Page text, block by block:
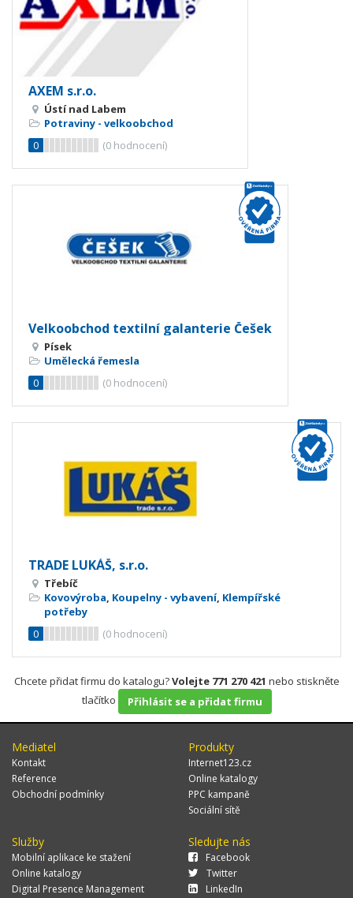
AXEM s.r.o.
Ústí nad Labem
Potraviny - velkoobchod
0
(0 hodnocení)
Velkoobchod textilní galanterie Češek
Písek
Umělecká řemesla
0
(0 hodnocení)
TRADE LUKÁŠ, s.r.o.
Třebíč
Kovovýroba, Koupelny - vybavení, Klempířské
potřeby
0
(0 hodnocení)
Chcete přidat firmu do katalogu?Volejte 771 270 421 nebo stiskněte
tlačítko
Přihlásit se a přidat firmu
Mediatel
Kontakt
Reference
Obchodní podmínky
Produkty
Internet123.cz
Online katalogy
PPC kampaně
Sociální sítě
Služby
Mobilní aplikace ke stažení
Online katalogy
Digital Presence Management
Sledujte nás
Facebook
Twitter
LinkedIn